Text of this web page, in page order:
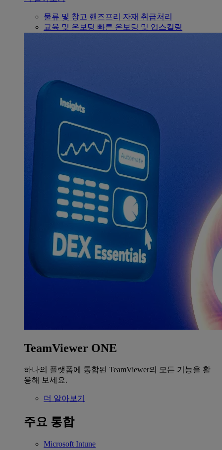
물류 및 창고 핸즈프리 자재 취급처리
교육 및 온보딩 빠른 온보딩 및 업스킬링
TeamViewer ONE
하나의 플랫폼에 통합된 TeamViewer의 모든 기능을 활
용해 보세요.
더 알아보기
주요 통합
Microsoft Intune